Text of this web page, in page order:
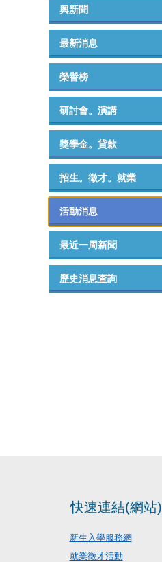
興新聞
最新消息
榮譽榜
研討會。演講
獎學金。貸款
招生。徵才。就業
活動消息
最近一周新聞
歷史消息查詢
快速連結(網站)
新生入學服務網
就業徵才活動